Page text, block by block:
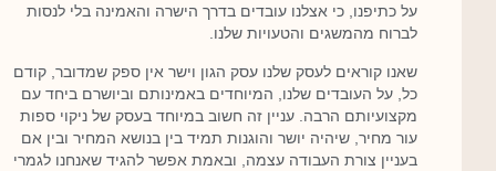
על כתיפנו, כי אצלנו עובדים בדרך הישרה והאמינה בלי לנסות
לברוח מהמשגים והטעויות שלנו.
שאנו קוראים לעסק שלנו עסק הגון וישר אין ספק שמדובר, קודם
כל, על העובדים שלנו, המיוחדים באמינותם וביושרם ביחד עם
מקצועיותם הרבה. עניין זה חשוב במיוחד בעסק של ניקוי ספות
עור מחיר, שיהיה יושר והוגנות תמיד בין בנושא המחיר ובין אם
בעניין צורת העבודה עצמה, ובאמת אפשר להגיד שאנחנו לגמרי